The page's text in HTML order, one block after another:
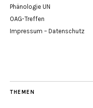
Phänologie UN
OAG-Treffen
Impressum – Datenschutz
THEMEN